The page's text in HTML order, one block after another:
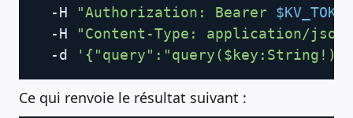
  -H
"Authorization: Bearer $KV_TOKEN
  -H
"Content-Type: application/json"
  -d
Ce qui renvoie le résultat suivant :